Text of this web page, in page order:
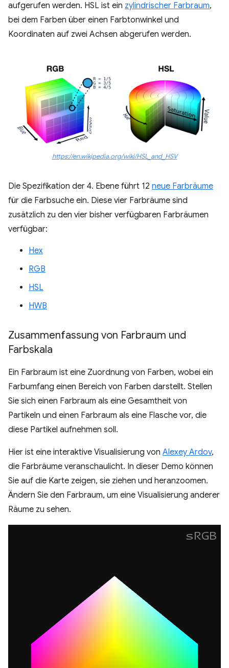
aufgerufen werden. HSL ist ein zylindrischer Farbraum,
bei dem Farben über einen Farbtonwinkel und
Koordinaten auf zwei Achsen abgerufen werden.
https://en.wikipedia.org/wiki/HSL_and_HSV
Die Spezifikation der 4. Ebene führt 12 neue Farbräume
für die Farbsuche ein. Diese vier Farbräume sind
zusätzlich zu den vier bisher verfügbaren Farbräumen
verfügbar:
Hex
RGB
HSL
HWB
Zusammenfassung von Farbraum und
Farbskala
Ein Farbraum ist eine Zuordnung von Farben, wobei ein
Farbumfang einen Bereich von Farben darstellt. Stellen
Sie sich einen Farbraum als eine Gesamtheit von
Partikeln und einen Farbraum als eine Flasche vor, die
diese Partikel aufnehmen soll.
Hier ist eine interaktive Visualisierung von Alexey Ardov,
die Farbräume veranschaulicht. In dieser Demo können
Sie auf die Karte zeigen, sie ziehen und heranzoomen.
Ändern Sie den Farbraum, um eine Visualisierung anderer
Räume zu sehen.